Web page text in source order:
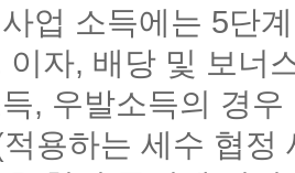
업 소득에는 5단
이자, 배당 및 보너
, 우발소득의 경
용하는 세수 협정